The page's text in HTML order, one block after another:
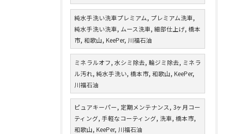
純水手洗い洗車プレミアム, プレミアム洗車,
純水手洗い洗車, ムース洗車, 細部仕上げ, 橋本
市, 和歌山, KeePer, 川福石油
ミネラルオフ, 水シミ除去, 輪ジミ除去, ミネラ
ル汚れ, 純水手洗い, 橋本市, 和歌山, KeePer,
川福石油
ピュアキーパー, 定期メンテナンス, 3ヶ月コー
ティング, 手軽なコーティング, 洗車, 橋本市,
和歌山, KeePer, 川福石油